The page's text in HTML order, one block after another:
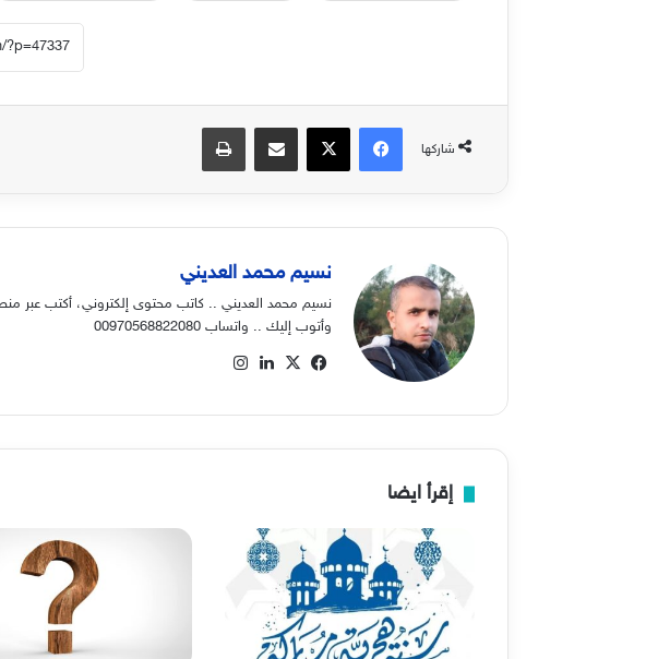
شاركها
فيسبوك‫X مشاركة عبر البريد طباعة
نسيم محمد العديني
نسيم محمد العديني .. كاتب محتوى إلكتروني، أكتب عبر
وأتوب إليك .. واتساب 00970568822080
فيسبوك
‫X لينكدإن
إقرأ ايضا